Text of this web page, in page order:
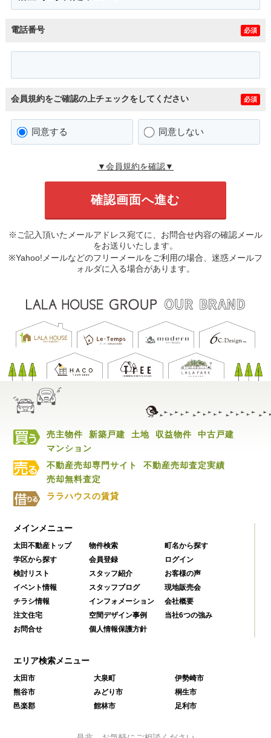
電話番号 必須
会員規約をご確認の上チェックをしてください 必須
同意する 同意しない
▼会員規約を確認▼
※ご記入頂いたメールアドレス宛てに、お問合せ内容の確認メール
をお送りいたします。
※Yahoo!メールなどのフリーメールをご利用の場合、迷惑メールフ
ォルダに入る場合があります。
売主物件 新築戸建 土地 収益物件
中古戸建
マンション
不動産売却専門サイト
不動産売却査定実績
売却無料査定
ララハウスの賃貸
メインメニュー
太田不動産トップ 物件検索
町名から探す
学区から探す
会員登録
ログイン
検討リスト
スタッフ紹介
お客様の声
イベント情報
スタッフブログ
現地販売会
チラシ情報
インフォメーション
会社概要
注文住宅
空間デザイン事例
当社6つの強み
お問合せ
個人情報保護方針
エリア検索メニュー
太田市 大泉町
伊勢崎市
熊谷市
みどり市
桐生市
邑楽郡
館林市 足利市